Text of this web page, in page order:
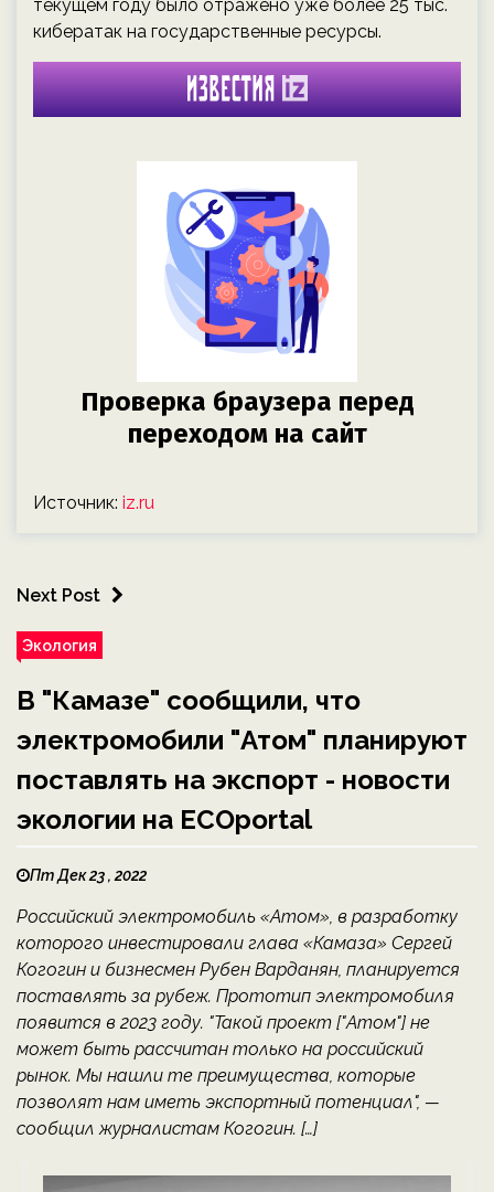
текущем году было отражено уже более 25 тыс.
кибератак на государственные ресурсы.
Источник: iz.ru
Next Post
Экология
В "Камазе" сообщили, что
электромобили "Атом" планируют
поставлять на экспорт - новости
экологии на ECOportal
Пт Дек 23 , 2022
Российский электромобиль «Атом», в разработку
которого инвестировали глава «Камаза» Сергей
Когогин и бизнесмен Рубен Варданян, планируется
поставлять за рубеж. Прототип электромобиля
появится в 2023 году. "Такой проект ["Атом"] не
может быть рассчитан только на российский
рынок. Мы нашли те преимущества, которые
позволят нам иметь экспортный потенциал", —
сообщил журналистам Когогин. […]